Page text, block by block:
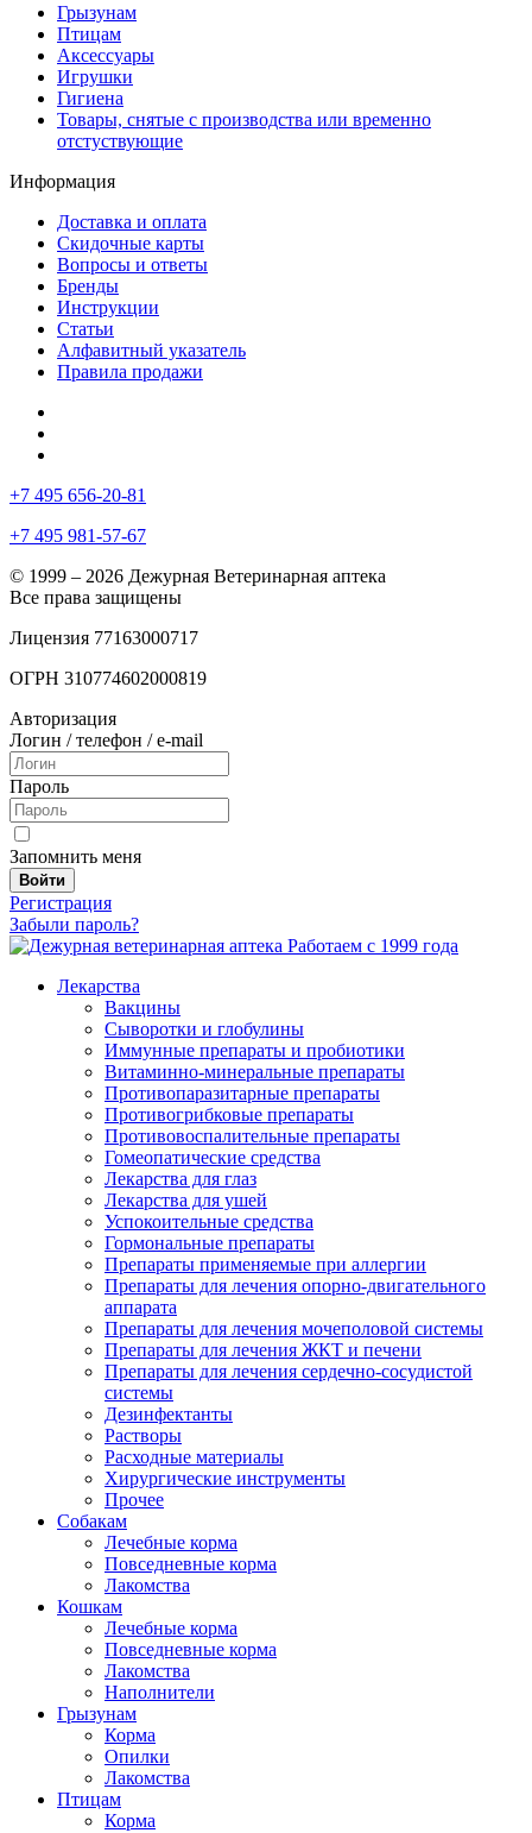
Грызунам
Птицам
Аксессуары
Игрушки
Гигиена
Товары, снятые с производства или временно
отстуствующие
Информация
Доставка и оплата
Скидочные карты
Вопросы и ответы
Бренды
Инструкции
Статьи
Алфавитный указатель
Правила продажи
+7 495 656-20-81
+7 495 981-57-67
© 1999 – 2026 Дежурная Ветеринарная аптека
Все права защищены
Лицензия 77163000717
ОГРН 310774602000819
Авторизация
Логин / телефон / e-mail
Пароль
Запомнить меня
Войти
Регистрация
Забыли пароль?
Работаем с 1999 года
Лекарства
Вакцины
Сыворотки и глобулины
Иммунные препараты и пробиотики
Витаминно-минеральные препараты
Противопаразитарные препараты
Противогрибковые препараты
Противовоспалительные препараты
Гомеопатические средства
Лекарства для глаз
Лекарства для ушей
Успокоительные средства
Гормональные препараты
Препараты применяемые при аллергии
Препараты для лечения опорно-двигательного
аппарата
Препараты для лечения мочеполовой системы
Препараты для лечения ЖКТ и печени
Препараты для лечения сердечно-сосудистой
системы
Дезинфектанты
Растворы
Расходные материалы
Хирургические инструменты
Прочее
Собакам
Лечебные корма
Повседневные корма
Лакомства
Кошкам
Лечебные корма
Повседневные корма
Лакомства
Наполнители
Грызунам
Корма
Опилки
Лакомства
Птицам
Корма